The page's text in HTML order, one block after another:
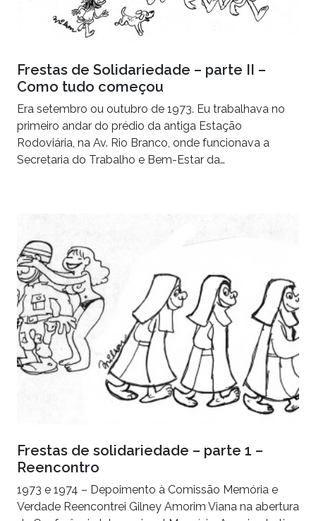
Frestas de Solidariedade – parte II –
Como tudo começou
Era setembro ou outubro de 1973. Eu trabalhava no
primeiro andar do prédio da antiga Estação
Rodoviária, na Av. Rio Branco, onde funcionava a
Secretaria do Trabalho e Bem-Estar da…
Frestas de solidariedade – parte 1 –
Reencontro
1973 e 1974 – Depoimento à Comissão Memória e
Verdade Reencontrei Gilney Amorim Viana na abertura